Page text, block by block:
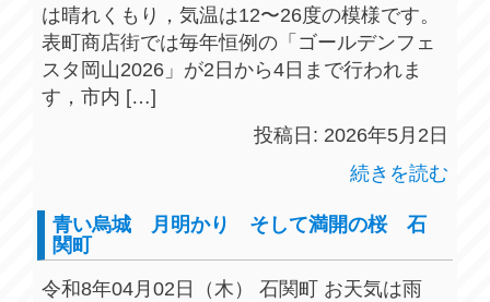
は晴れくもり，気温は12〜26度の模様です。
表町商店街では毎年恒例の「ゴールデンフェ
スタ岡山2026」が2日から4日まで行われま
す，市内 […]
投稿日: 2026年5月2日
続きを読む
青い烏城 月明かり そして満開の桜 石
関町
令和8年04月02日（木） 石関町 お天気は雨